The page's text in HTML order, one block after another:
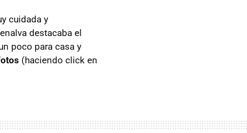
cuidada y
destacaba el
poco para casa y
(haciendo click en